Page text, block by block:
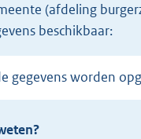
beschikbaar:
gegevens worden